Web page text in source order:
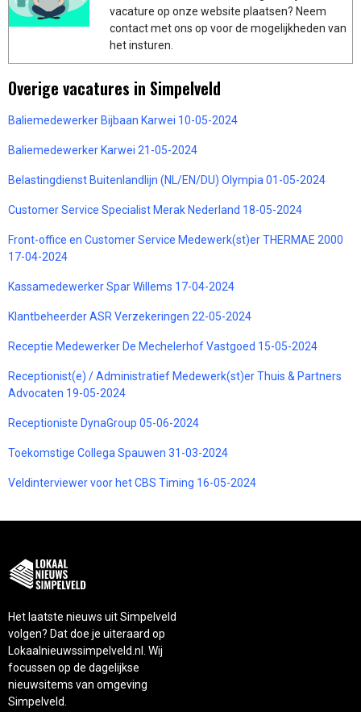
vacature op onze website plaatsen? Neem
contact met ons op voor de mogelijkheden van
het insturen.
Overige vacatures in Simpelveld
Baliemedewerker Bijbaan Karwei 10-05-2024
Baliemedewerker Karwei 21-05-2024
Belastingdienst Buitenlandlijn (NL/EN/DU) Olympia 01-05-2024
Customer Service Specialist Merak Nederland 18-05-2024
Front-office en Customer Service Medewerk(st)er THERMAE 2000
17-04-2024
Kassamedewerker Spar Willems 17-04-2024
Klantbeheerder ASR Verzekeringen 22-05-2024
Receptie Medewerker De Mechelerhof Vastgoed 15-05-2024
Receptionist(e) / Administratief Medewerk(st)er Thuis & Partners
Advocaten 19-05-2024
Receptioniste DynaGroup 05-06-2024
Toekomstige Collega Spauwen 31-03-2024
Veldinterviewer voor het CBS Timing 16-05-2024
Het laatste nieuws uit Simpelveld
volgen? Dat doe je uiteraard op
Lokaalnieuwssimpelveld.nl. Wij
focussen op de dagelijkse
nieuwsitems van omgeving
Simpelveld.